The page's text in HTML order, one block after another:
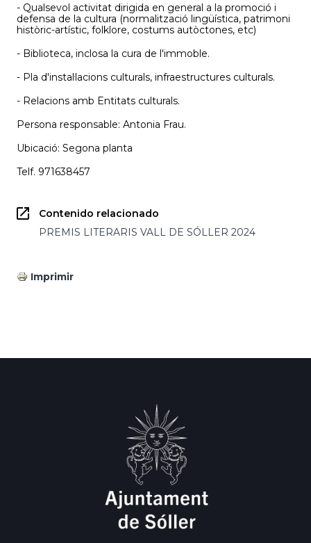
- Qualsevol activitat dirigida en general a la promoció i
defensa de la cultura (normalització lingüística, patrimoni
històric-artístic, folklore, costums autòctones, etc)
- Biblioteca, inclosa la cura de l'immoble.
- Pla d'instal·lacions culturals, infraestructures culturals.
- Relacions amb Entitats culturals.
Persona responsable: Antonia Frau.
Ubicació: Segona planta
Telf. 971638457
Contenido relacionado
PREMIS LITERARIS VALL DE SÓLLER 2024
Imprimir